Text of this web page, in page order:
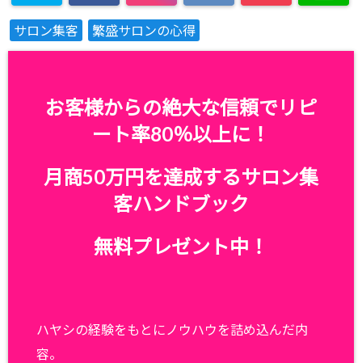
サロン集客 繁盛サロンの心得
お客様からの絶大な信頼でリピ
ート率80％以上に！
月商50万円を達成するサロン集
客ハンドブック
無料プレゼント中！
ハヤシの経験をもとにノウハウを詰め込んだ内
容。